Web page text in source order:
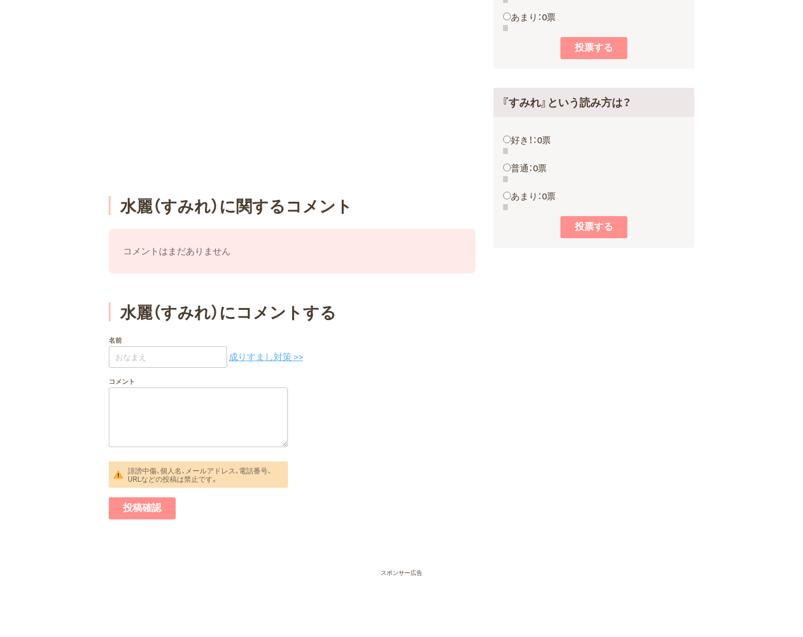
水麗（すみれ）に関するコメント
コメントはまだありません
水麗（すみれ）にコメントする
名前
成りすまし対策 >>
コメント
誹謗中傷、個人名、メールアドレス、電話番号、
URLなどの投稿は禁止です。
あまり：0票
『すみれ』という読み方は？
好き！：0票
普通：0票
あまり：0票
スポンサー広告